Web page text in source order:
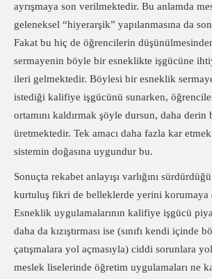
ayrışmaya son verilmektedir. Bu anlamda
geleneksel “hiyerarşik” yapılanmasına da
Fakat bu hiç de öğrencilerin
sermayenin böyle bir esneklikte işgücüne
ileri gelmektedir. Böylesi bir esneklik
istediği kalifiye işgücünü sunarken,
ortamını kaldırmak şöyle dursun, daha
üretmektedir. Tek amacı daha fazla kar
sistemin doğasına uygundur bu.
Sonuçta rekabet anlayışı varlığını
kurtuluş fikri de belleklerde yerini korumaya
Esneklik uygulamalarının kalifiye işgücü
daha da kızıştırması ise (sınıfı kendi içinde
çatışmalara yol açmasıyla) ciddi sorunlara yol
meslek liselerinde öğretim uygulamaları ne